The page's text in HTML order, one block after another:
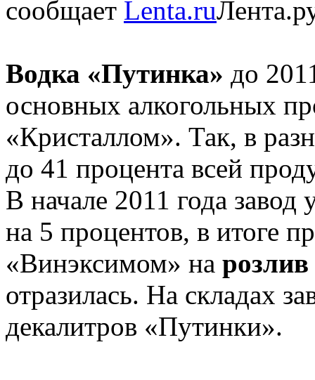
сообщает Lenta.ru
Водка «Путинка» до
основных алкогольных
«Кристаллом». Так, в
до 41 процента всей
В начале 2011 года
на 5 процентов, в итоге
«Винэксимом» на
отразилась. На складах
декалитров «Путинки».